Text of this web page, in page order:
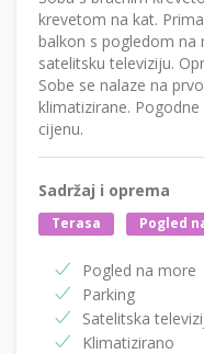
krevetom na kat.
balkon s pogledom na
satelitsku televiziju.
Sobe se nalaze na
klimatizirane.
cijenu.
Sadržaj i oprema
Terasa Pogled
Pogled na more
Parking
Satelitska
Klimatizirano